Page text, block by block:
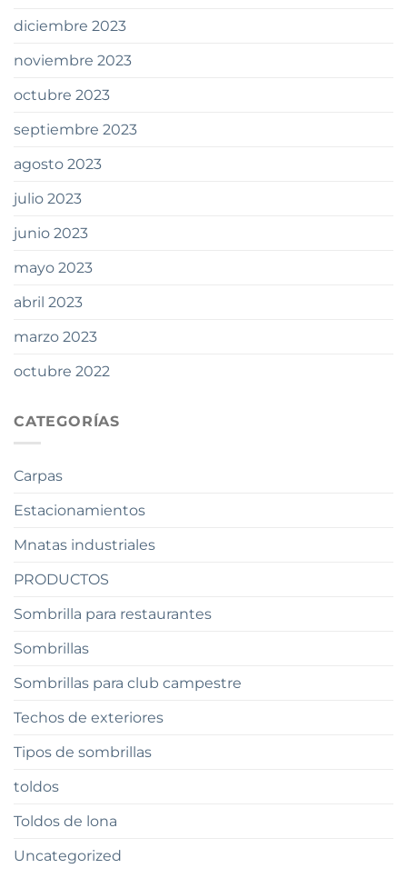
diciembre 2023
noviembre 2023
octubre 2023
septiembre 2023
agosto 2023
julio 2023
junio 2023
mayo 2023
abril 2023
marzo 2023
octubre 2022
CATEGORÍAS
Carpas
Estacionamientos
Mnatas industriales
PRODUCTOS
Sombrilla para restaurantes
Sombrillas
Sombrillas para club campestre
Techos de exteriores
Tipos de sombrillas
toldos
Toldos de lona
Uncategorized